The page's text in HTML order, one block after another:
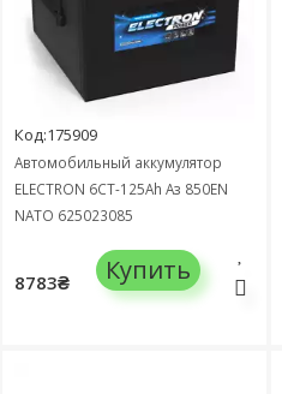
Код:175909
Автомобильный аккумулятор
ELECTRON 6СТ-125Ah Аз 850EN
NATO 625023085
8783₴ Купить